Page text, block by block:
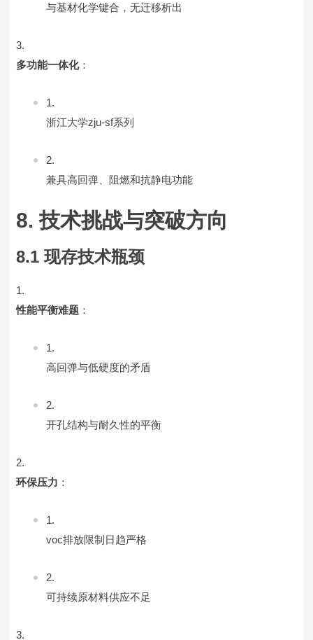
与基材化学键合，无迁移析出
多功能一体化：
浙江大学zju-sf系列
兼具高回弹、阻燃和抗静电功能
8. 技术挑战与突破方向
8.1 现存技术瓶颈
性能平衡难题 ：
高回弹与低硬度的矛盾
开孔结构与耐久性的平衡
环保压力 ：
voc排放限制日趋严格
可持续原材料供应不足